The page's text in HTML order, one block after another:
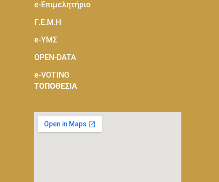
e-Eπιμελητήριο
Γ.Ε.Μ.Η
e-ΥΜΣ
OPEN-DATA
e-VOTING
ΤΟΠΟΘΕΣΙΑ